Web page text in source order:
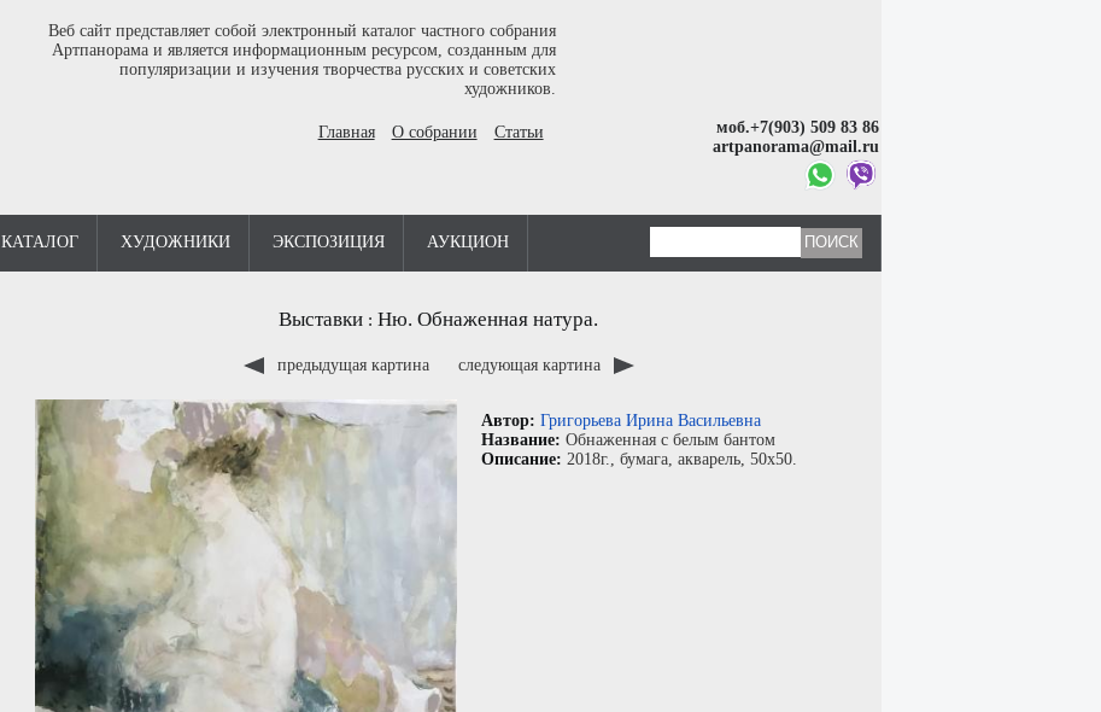
Веб сайт представляет собой электронный каталог частного собрания
Артпанорама и является информационным ресурсом, созданным для
популяризации и изучения творчества русских и советских
художников.
Главная О собрании Статьи
моб.+7(903) 509 83 86
artpanorama@mail.ru
КАТАЛОГ ХУДОЖНИКИ ЭКСПОЗИЦИЯ АУКЦИОН
Выставки : Ню. Обнаженная натура.
предыдущая картина следующая картина
Автор: Григорьева Ирина Васильевна
Название: Обнаженная с белым бантом
Описание: 2018г., бумага, акварель, 50x50.